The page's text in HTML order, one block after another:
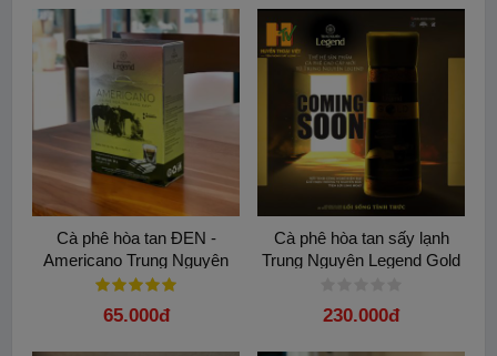
Cà phê hòa tan ĐEN -
Americano Trung Nguyên
Legend( Hộp 15 Gói)
65.000đ
Cà phê hòa tan sấy lạnh
Trung Nguyên Legend Gold
230.000đ